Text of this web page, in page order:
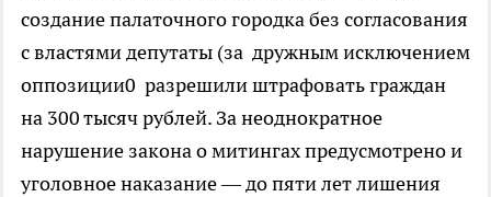
создание палаточного городка без согласования
с властями депутаты (за дружным исключением
оппозиции0 разрешили штрафовать граждан
на 300 тысяч рублей. За неоднократное
нарушение закона о митингах предусмотрено и
уголовное наказание — до пяти лет лишения